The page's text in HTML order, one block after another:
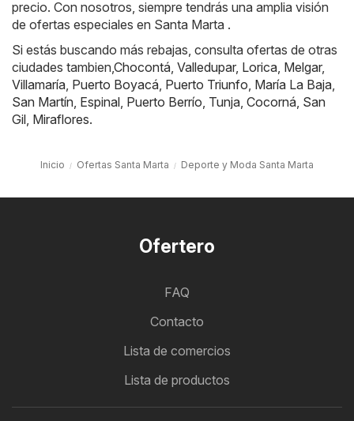
precio. Con nosotros, siempre tendrás una amplia visión
de ofertas especiales en Santa Marta .
Si estás buscando más rebajas, consulta ofertas de otras
ciudades tambien,Chocontá, Valledupar, Lorica, Melgar,
Villamaría, Puerto Boyacá, Puerto Triunfo, María La Baja,
San Martín, Espinal, Puerto Berrío, Tunja, Cocorná, San
Gil, Miraflores.
Inicio Ofertas Santa Marta Deporte y Moda Santa Marta
Ofertero
FAQ
Contacto
Lista de comercios
Lista de productos